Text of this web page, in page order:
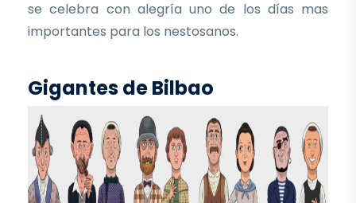
se celebra con alegría uno de los días mas
importantes para los nestosanos.
Gigantes de Bilbao